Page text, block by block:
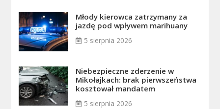
Młody kierowca zatrzymany za
jazdę pod wpływem marihuany
5 sierpnia 2026
Niebezpieczne zderzenie w
Mikołajkach: brak pierwszeństwa
kosztował mandatem
5 sierpnia 2026